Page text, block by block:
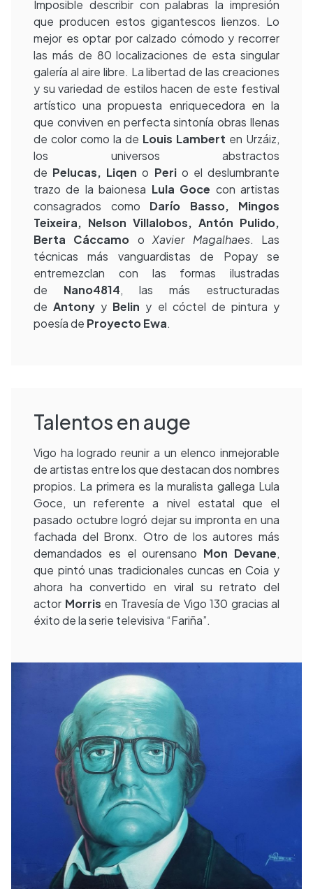
Imposible describir con palabras la impresión
que producen estos gigantescos lienzos. Lo
mejor es optar por calzado cómodo y recorrer
las más de 80 localizaciones de esta singular
galería al aire libre. La libertad de las creaciones
y su variedad de estilos hacen de este festival
artístico una propuesta enriquecedora en la
que conviven en perfecta sintonía obras llenas
de color como la de Louis Lambert en Urzáiz,
los universos abstractos
de Pelucas, Liqen o Perio el deslumbrante
trazo de la baionesa Lula Goce con artistas
consagrados como Darío Basso, Mingos
Teixeira, Nelson Villalobos, Antón Pulido,
Berta Cáccamo oXavier Magalhaes. Las
técnicas más vanguardistas de Popay se
entremezclan con las formas ilustradas
de Nano4814, las más estructuradas
deAntony y Belin y el cóctel de pintura y
poesía de Proyecto Ewa.
Talentos en auge
Vigo ha logrado reunir a un elenco inmejorable
de artistas entre los que destacan dos nombres
propios. La primera es la muralista gallega Lula
Goce, un referente a nivel estatal que el
pasado octubre logró dejar su impronta en una
fachada del Bronx. Otro de los autores más
demandados es el ourensano Mon Devane,
que pintó unas tradicionales cuncas en Coia y
ahora ha convertido en viral su retrato del
actor Morris en Travesía de Vigo 130 gracias al
éxito de la serie televisiva “Fariña”.